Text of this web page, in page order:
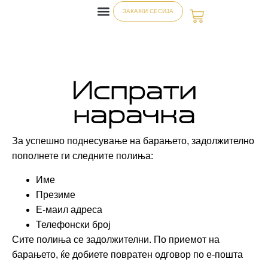
ЗАКАЖИ СЕСИЈА
Испрати
нарачка
За успешно поднесување на барањето, задолжително
пополнете ги следните полиња:
Име
Презиме
Е-маил адреса
Телефонски број
Сите полиња се задолжителни. По приемот на
барањето, ќе добиете повратен одговор по е-пошта